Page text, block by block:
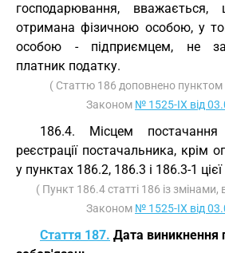
господарювання,
отримана фізичною особою, у
особою - підприємцем, не
платник податку.
( Статтю 186 доповнено пунктом
Законом № 1525-IX від
186.4. Місцем
реєстрації постачальника, крім
у пунктах 186.2, 186.3 і 186.3-1 цієї
( Пункт 186.4 статті 186 із змінами,
Законом № 1525-IX від
Стаття 187. Дата виникнення